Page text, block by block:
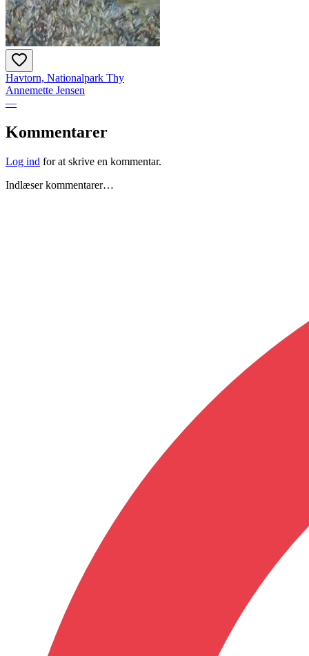
Havtorn, Nationalpark Thy
Annemette Jensen
—
Kommentarer
Log ind for at skrive en kommentar.
Indlæser kommentarer…